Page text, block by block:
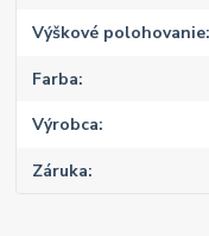
Výškové polohovanie
Farba
Výrobca
Záruka